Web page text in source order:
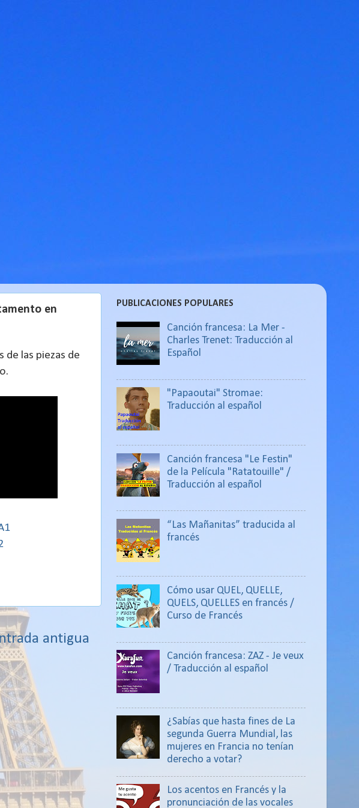
en
de las piezas de
antigua
PUBLICACIONES POPULARES
Canción francesa: La Mer -
Charles Trenet: Traducción al
Español
"Papaoutai" Stromae:
Traducción al español
Canción francesa "Le Festin"
de la Película "Ratatouille" /
Traducción al español
“Las Mañanitas” traducida al
francés
Cómo usar QUEL, QUELLE,
QUELS, QUELLES en francés /
Curso de Francés
Canción francesa: ZAZ - Je veux
/ Traducción al español
¿Sabías que hasta fines de La
segunda Guerra Mundial, las
mujeres en Francia no tenían
derecho a votar?
Los acentos en Francés y la
pronunciación de las vocales